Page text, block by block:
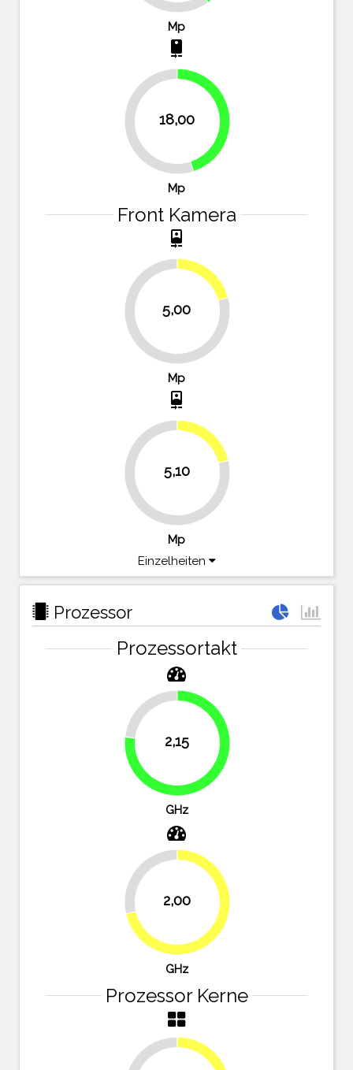
Mp
camera_rear
18,00 45%
Mp
Front Kamera
camera_front
5,00
79.2%
20.8%
Mp
camera_front
5,10
78.8%
21.3%
Mp
Einzelheiten
Prozessor
Prozessortakt
2,15
23.2%
76.8%
GHz
2,00
28.6%
71.4%
GHz
Prozessor Kerne